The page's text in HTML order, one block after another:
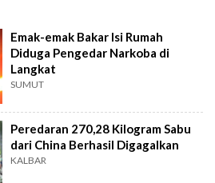
Emak-emak Bakar Isi Rumah
Diduga Pengedar Narkoba di
Langkat
SUMUT
Peredaran 270,28 Kilogram Sabu
dari China Berhasil Digagalkan
KALBAR